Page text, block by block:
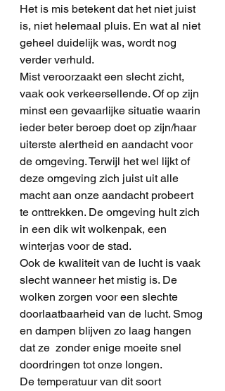
Het is mis betekent dat het niet juist
is, niet helemaal pluis. En wat al niet
geheel duidelijk was, wordt nog
verder verhuld.
Mist veroorzaakt een slecht zicht,
vaak ook verkeersellende. Of op zijn
minst een gevaarlijke situatie waarin
ieder beter beroep doet op zijn/haar
uiterste alertheid en aandacht voor
de omgeving. Terwijl het wel lijkt of
deze omgeving zich juist uit alle
macht aan onze aandacht probeert
te onttrekken. De omgeving hult zich
in een dik wit wolkenpak, een
winterjas voor de stad.
Ook de kwaliteit van de lucht is vaak
slecht wanneer het mistig is. De
wolken zorgen voor een slechte
doorlaatbaarheid van de lucht. Smog
en dampen blijven zo laag hangen
dat ze  zonder enige moeite snel
doordringen tot onze longen.
De temperatuur van dit soort